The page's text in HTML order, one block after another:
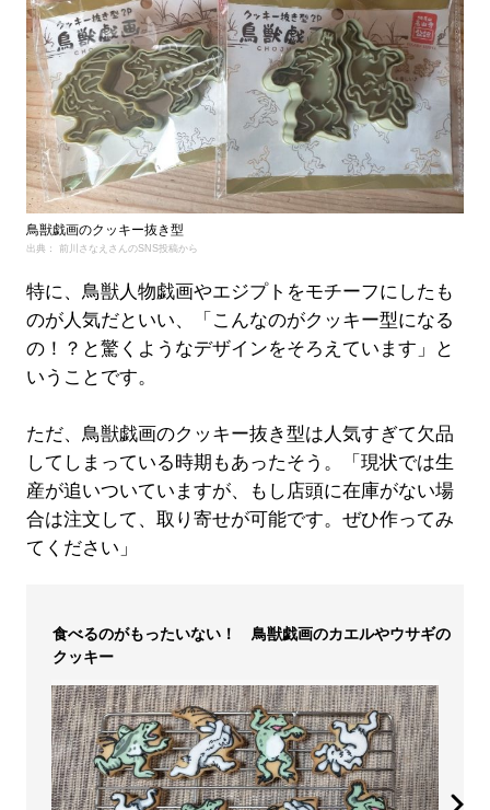
鳥獣戯画のクッキー抜き型
出典： 前川さなえさんのSNS投稿から
特に、鳥獣人物戯画やエジプトをモチーフにしたも
のが人気だといい、「こんなのがクッキー型になる
の！？と驚くようなデザインをそろえています」と
いうことです。
ただ、鳥獣戯画のクッキー抜き型は人気すぎて欠品
してしまっている時期もあったそう。「現状では生
産が追いついていますが、もし店頭に在庫がない場
合は注文して、取り寄せが可能です。ぜひ作ってみ
てください」
食べるのがもったいない！ 鳥獣戯画のカエルやウサギの
クッキー